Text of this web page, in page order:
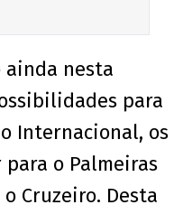
ainda nesta
para
Internacional, os
o Palmeiras
Cruzeiro. Desta